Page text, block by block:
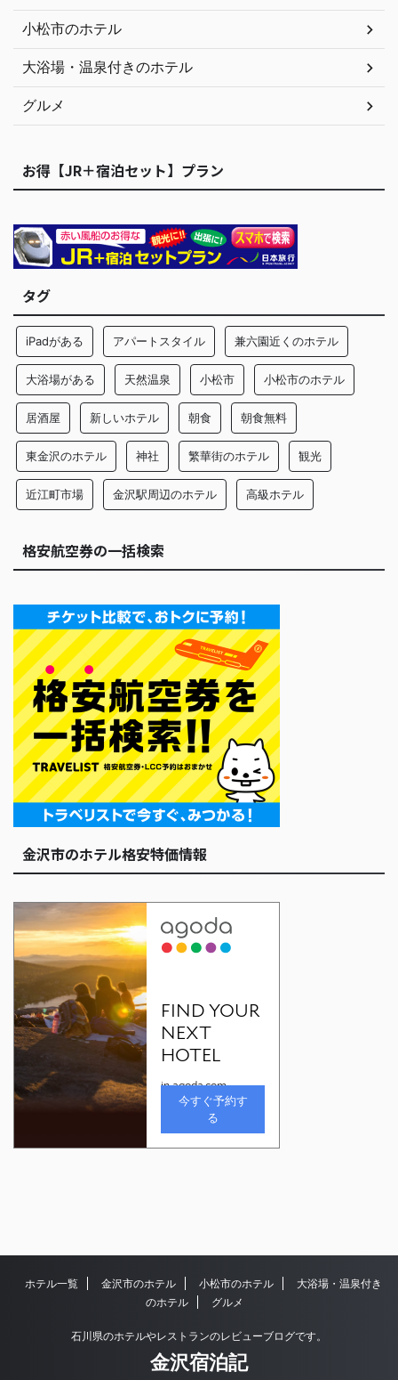
小松市のホテル
大浴場・温泉付きのホテル
グルメ
お得【JR＋宿泊セット】プラン
タグ
iPadがある アパートスタイル 兼六園近くのホテル
大浴場がある 天然温泉 小松市 小松市のホテル
居酒屋 新しいホテル 朝食 朝食無料
東金沢のホテル 神社 繁華街のホテル 観光
近江町市場 金沢駅周辺のホテル 高級ホテル
格安航空券の一括検索
金沢市のホテル格安特価情報
ホテル一覧 金沢市のホテル 小松市のホテル
大浴場・温泉付き
のホテル
グルメ
石川県のホテルやレストランのレビューブログです。
金沢宿泊記